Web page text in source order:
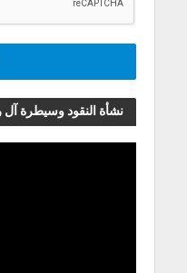
نشأة النقود وسيطرة آل